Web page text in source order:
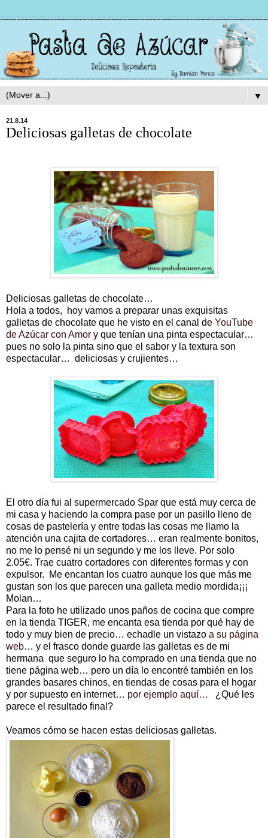
▼
21.8.14
Deliciosas galletas de chocolate
Deliciosas galletas de chocolate…
Hola a todos, hoy vamos a preparar unas exquisitas
galletas de chocolate que he visto en el canal de YouTube
de Azúcar con Amor y que tenían una pinta espectacular…
pues no solo la pinta sino que el sabor y la textura son
espectacular… deliciosas y crujientes…
El otro día fui al supermercado Spar que está muy cerca de
mi casa y haciendo la compra pase por un pasillo lleno de
cosas de pastelería y entre todas las cosas me llamo la
atención una cajita de cortadores… eran realmente bonitos,
no me lo pensé ni un segundo y me los lleve. Por solo
2.05€. Trae cuatro cortadores con diferentes formas y con
expulsor. Me encantan los cuatro aunque los que más me
gustan son los que parecen una galleta medio mordida¡¡¡
Molan…
Para la foto he utilizado unos paños de cocina que compre
en la tienda TIGER, me encanta esa tienda por qué hay de
todo y muy bien de precio… echadle un vistazo a su página
web… y el frasco donde guarde las galletas es de mi
hermana que seguro lo ha comprado en una tienda que no
tiene página web… pero un día lo encontré también en los
grandes basares chinos, en tiendas de cosas para el hogar
y por supuesto en internet… por ejemplo aquí…
¿Qué les
parece el resultado final?
Veamos cómo se hacen estas deliciosas galletas.